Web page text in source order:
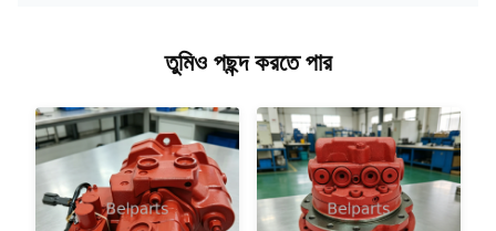
তুমিও পছন্দ করতে পার